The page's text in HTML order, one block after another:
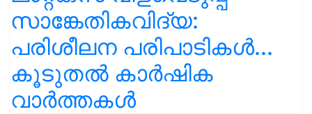
സാങ്കേതികവിദ്യ:
പരിശീലന പരിപാടികൾ...
കൂടുതൽ കാർഷിക
വാർത്തകൾ